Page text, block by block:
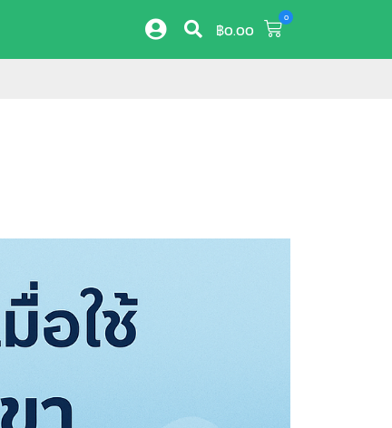
฿0.00
0